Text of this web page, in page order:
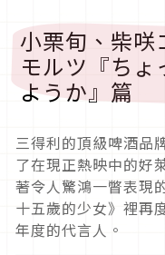
小栗旬、柴咲
モルツ『ち
ようか』篇
三得利的頂級啤酒品
了在現正熱映中的好
著令人驚鴻一瞥表現
十五歲的少女》裡再
年度的代言人。